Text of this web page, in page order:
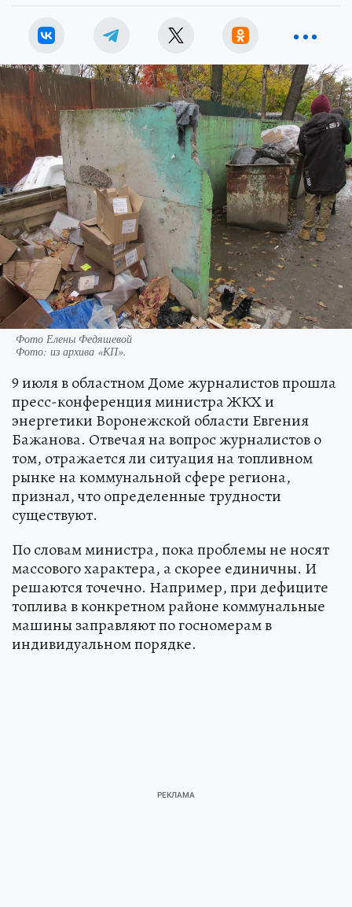
Фото Елены Федяшевой
Фото: из архива «КП».
9 июля в областном Доме журналистов прошла
пресс-конференция министра ЖКХ и
энергетики Воронежской области Евгения
Бажанова. Отвечая на вопрос журналистов о
том, отражается ли ситуация на топливном
рынке на коммунальной сфере региона,
признал, что определенные трудности
существуют.
По словам министра, пока проблемы не носят
массового характера, а скорее единичны. И
решаются точечно. Например, при дефиците
топлива в конкретном районе коммунальные
машины заправляют по госномерам в
индивидуальном порядке.